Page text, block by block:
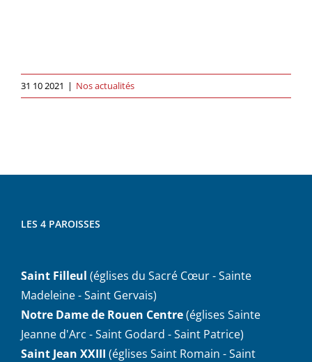
31 10 2021 | Nos actualités
LES 4 PAROISSES
Saint Filleul (églises du Sacré Cœur - Sainte
Madeleine - Saint Gervais)
Notre Dame de Rouen Centre(églises Sainte
Jeanne d'Arc - Saint Godard - Saint Patrice)
Saint Jean XXIII (églises Saint Romain - Saint